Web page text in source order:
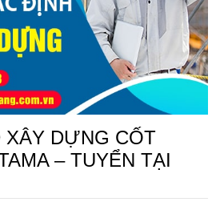
XÂY DỰNG CỐT
– TUYỂN TẠI